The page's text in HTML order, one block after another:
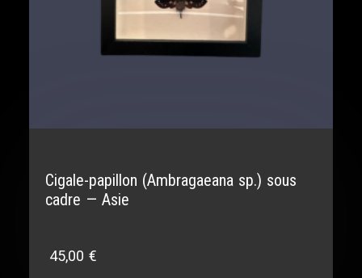
Cigale-papillon (Ambragaeana sp.) sous
cadre — Asie
45,00€